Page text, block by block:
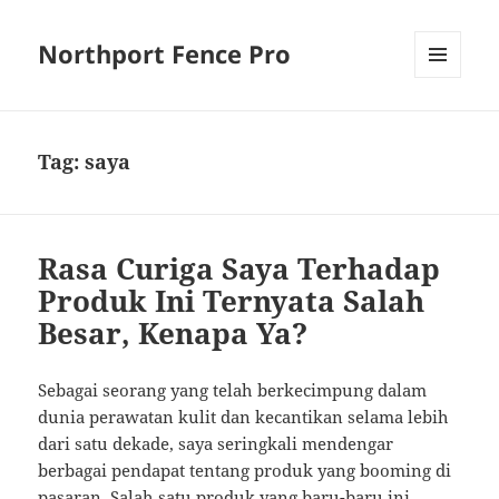
Northport Fence Pro
Tag:saya
Rasa Curiga Saya Terhadap
Produk Ini Ternyata Salah
Besar, Kenapa Ya?
Sebagai seorang yang telah berkecimpung dalam
dunia perawatan kulit dan kecantikan selama lebih
dari satu dekade, saya seringkali mendengar
berbagai pendapat tentang produk yang booming di